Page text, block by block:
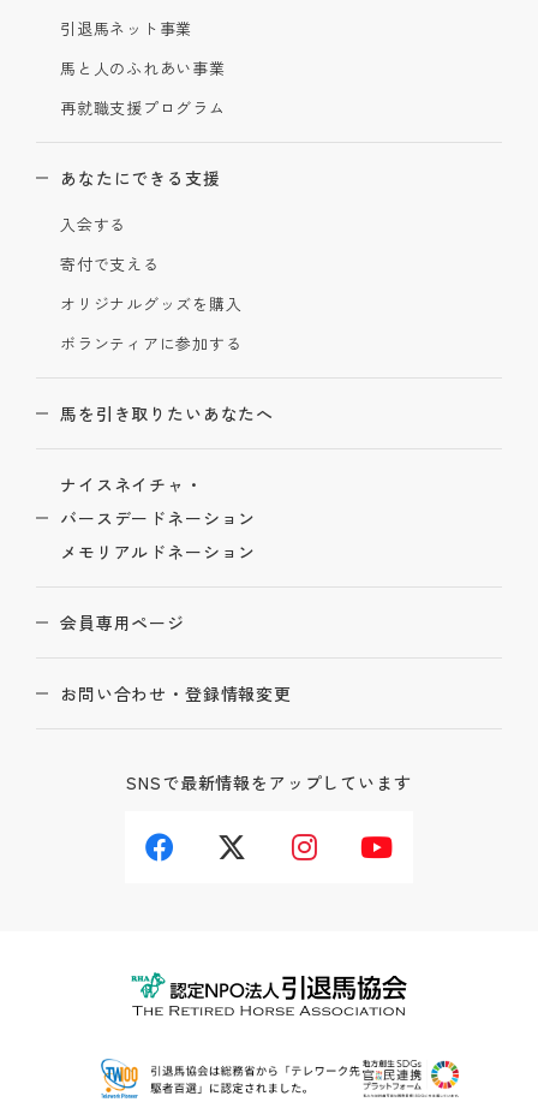
引退馬ネット事業
馬と人のふれあい事業
再就職支援プログラム
あなたにできる支援
入会する
寄付で支える
オリジナルグッズを購入
ボランティアに参加する
馬を引き取りたいあなたへ
ナイスネイチャ・
バースデードネーション
メモリアルドネーション
会員専用ページ
お問い合わせ・登録情報変更
SNSで最新情報をアップしています